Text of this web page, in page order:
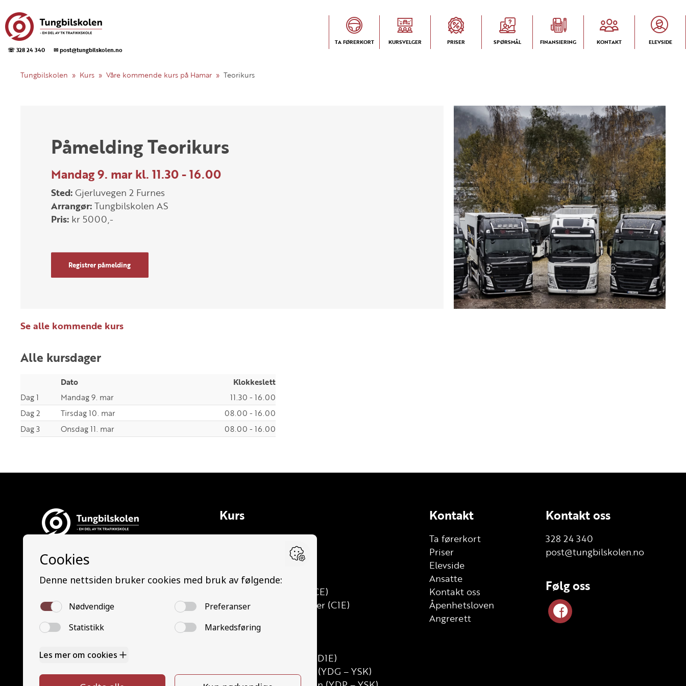
☏ 328 24 340 ✉ post@tungbilskolen.no
TA FØRERKORT KURSVELGER PRISER SPØRSMÅL FINANSIERING KONTAKT ELEVSIDE
Tungbilskolen Kurs Våre kommende kurs på Hamar Teorikurs
Påmelding Teorikurs
Mandag 9. mar kl. 11.30 - 16.00
Sted:Gjerluvegen 2 Furnes
Arrangør:Tungbilskolen AS
Pris: kr 5000,-
Registrer påmelding
Se alle kommende kurs
Alle kursdager
Dato
Klokkeslett
Dag 1
Mandag 9. mar
11.30 - 16.00
Dag 2
Tirsdag 10. mar
08.00 - 16.00
Dag 3
Onsdag 11. mar 08.00 - 16.00
Tungbilskolen AS
Nedre Eikervei 14, 3045 Drammen
Tungbilskolen Sarpsborg:
Opphaugveien 3, 1738 Borgenhaugen
Tungbilskolen Hamar:
Hensmoveien 16, 3516 Hønefoss
Kurs
Alle
Lett lastebil (C1)
Lastebil med henger (CE)
Lett lastebil med henger (C1E)
Buss med henger (DE)
Minibuss med henger (D1E)
Grunnutdanning Gods (YDG – YSK)
Kontakt
Ta førerkort
Priser
Elevside
Ansatte
Kontakt oss
Åpenhetsloven
Angrerett
Kontakt oss
328 24 340
post@tungbilskolen.no
Følg oss